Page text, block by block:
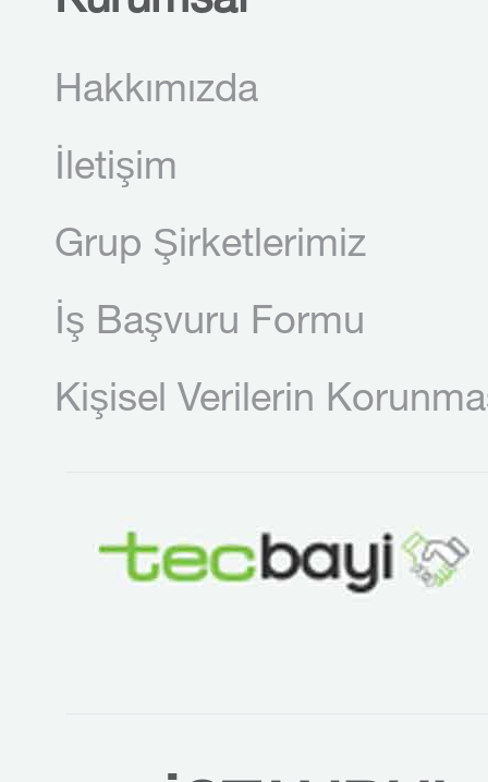
Hakkımızda
İletişim
Grup Şirketlerimiz
İş Başvuru Formu
Kişisel Verilerin